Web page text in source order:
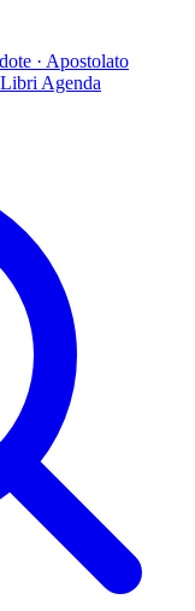
· Apostolato
Libri Agenda